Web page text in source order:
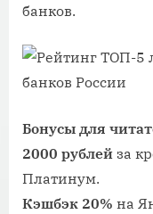
банков.
Бонусы для
2000 рублей за
Платинум.
Кэшбэк 20% на